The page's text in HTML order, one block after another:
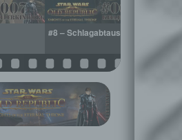
#8 – Schlagabtausch